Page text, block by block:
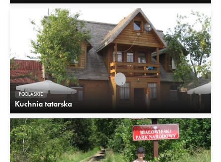
PODLASKIE
Kuchnia tatarska